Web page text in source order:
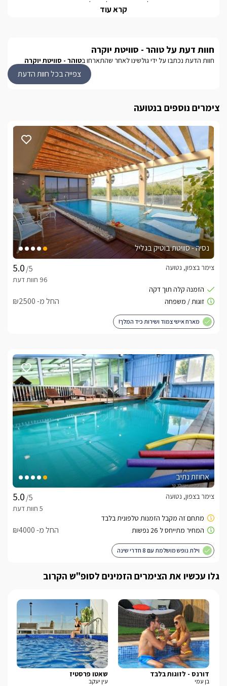
טוהר -סוויטת יוקרה שוכנת רק מספר דקות נסיעה מן האתרים
המפורסמים ביותר בגליל המערבי:  מערת קשת, נחל כזיב, פארק
נוף מהמתחם
חלקה החיצוני של הסוויטה פונה אל מרחבי הנוף הפתוחים של
הגליל. מכאן תוכלו להשקיף מגבוה  על הרים ירוקים, חורשים ובתי
המושבים הסמוכים.
בחורף
המתחם החיצוני מקורה ומחומם היטב, כאשר הג'קוזי ספא והבריכה
בנוסף, הנוף מהמתחם הופך לציורי במיוחד וכן קיימת האפשרות
כלול באירוח
סבונים ריחניים, נרות.
ארוחות
ארוחת בוקר גלילית מושקעת וגדולה תוגש לכם אל שולחן הסעודה
של הסוויטה.
חשוב לדעת
*בריכת פסיפס יוקרתית וגדולה, הבנויה בטכניקה הבטיחותית
לצפייה באטרקציות ומסעדות בקרבת טוהר - סוויטת
יוקרה - לחצו כאן
קרא עוד
חוות דעת על טוהר - סוויטת יוקרה
חוות הדעת נכתבו על ידי גולשינו לאחר שהתארחו בטוהר - סוויטת יוקרה
צפייה בכל חוות הדעת
צימרים נוספים בנטועה
נסיה - סוויטת בוטיק בגליל
/5
צימר בצפון, נטועה
החל מ- ₪2500
מארח אישי צמוד ושירות כיד המלך!
אחוזת נתיב
/5
צימר בצפון, נטועה
החל מ- ₪4000
וילת נופש מושלמת עם 8 חדרי שינה
גלו עכשיו את הצימרים הזמינים לסופ"ש הקרוב
דורנס - לזוגות בלבד
בן עמי
שאטו פרסטיז
עין יעקב